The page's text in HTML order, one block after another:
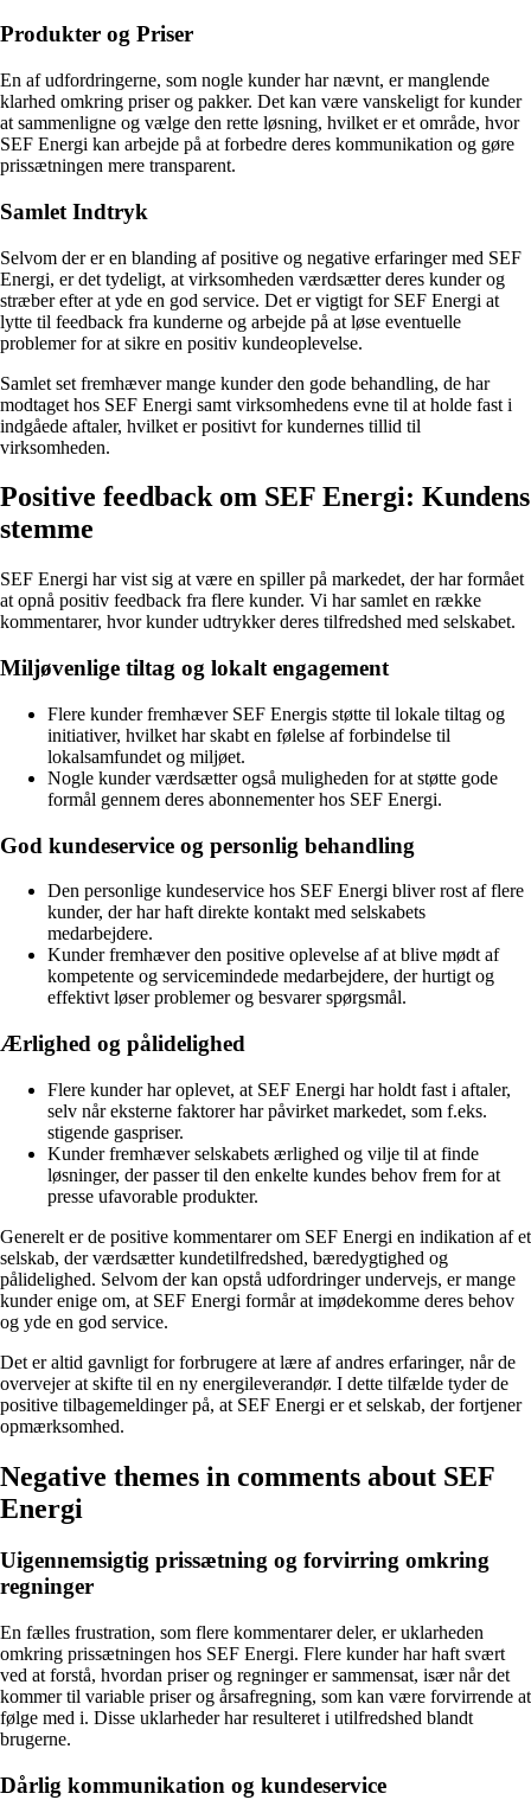
Produkter og Priser
En af udfordringerne, som nogle kunder har nævnt, er manglende
klarhed omkring priser og pakker. Det kan være vanskeligt for kunder
at sammenligne og vælge den rette løsning, hvilket er et område, hvor
SEF Energi kan arbejde på at forbedre deres kommunikation og gøre
prissætningen mere transparent.
Samlet Indtryk
Selvom der er en blanding af positive og negative erfaringer med SEF
Energi, er det tydeligt, at virksomheden værdsætter deres kunder og
stræber efter at yde en god service. Det er vigtigt for SEF Energi at
lytte til feedback fra kunderne og arbejde på at løse eventuelle
problemer for at sikre en positiv kundeoplevelse.
Samlet set fremhæver mange kunder den gode behandling, de har
modtaget hos SEF Energi samt virksomhedens evne til at holde fast i
indgåede aftaler, hvilket er positivt for kundernes tillid til
virksomheden.
Positive feedback om SEF Energi: Kundens
stemme
SEF Energi har vist sig at være en spiller på markedet, der har formået
at opnå positiv feedback fra flere kunder. Vi har samlet en række
kommentarer, hvor kunder udtrykker deres tilfredshed med selskabet.
Miljøvenlige tiltag og lokalt engagement
Flere kunder fremhæver SEF Energis støtte til lokale tiltag og
initiativer, hvilket har skabt en følelse af forbindelse til
lokalsamfundet og miljøet.
Nogle kunder værdsætter også muligheden for at støtte gode
formål gennem deres abonnementer hos SEF Energi.
God kundeservice og personlig behandling
Den personlige kundeservice hos SEF Energi bliver rost af flere
kunder, der har haft direkte kontakt med selskabets
medarbejdere.
Kunder fremhæver den positive oplevelse af at blive mødt af
kompetente og servicemindede medarbejdere, der hurtigt og
effektivt løser problemer og besvarer spørgsmål.
Ærlighed og pålidelighed
Flere kunder har oplevet, at SEF Energi har holdt fast i aftaler,
selv når eksterne faktorer har påvirket markedet, som f.eks.
stigende gaspriser.
Kunder fremhæver selskabets ærlighed og vilje til at finde
løsninger, der passer til den enkelte kundes behov frem for at
presse ufavorable produkter.
Generelt er de positive kommentarer om SEF Energi en indikation af et
selskab, der værdsætter kundetilfredshed, bæredygtighed og
pålidelighed. Selvom der kan opstå udfordringer undervejs, er mange
kunder enige om, at SEF Energi formår at imødekomme deres behov
og yde en god service.
Det er altid gavnligt for forbrugere at lære af andres erfaringer, når de
overvejer at skifte til en ny energileverandør. I dette tilfælde tyder de
positive tilbagemeldinger på, at SEF Energi er et selskab, der fortjener
opmærksomhed.
Negative themes in comments about SEF
Energi
Uigennemsigtig prissætning og forvirring omkring
regninger
En fælles frustration, som flere kommentarer deler, er uklarheden
omkring prissætningen hos SEF Energi. Flere kunder har haft svært
ved at forstå, hvordan priser og regninger er sammensat, især når det
kommer til variable priser og årsafregning, som kan være forvirrende at
følge med i. Disse uklarheder har resulteret i utilfredshed blandt
brugerne.
Dårlig kommunikation og kundeservice